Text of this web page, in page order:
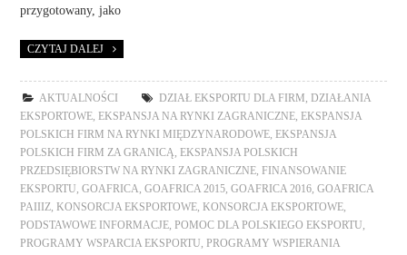
przygotowany, jako
CZYTAJ DALEJ
AKTUALNOŚCI DZIAŁ EKSPORTU DLA FIRM
DZIAŁANIA
EKSPORTOWE
EKSPANSJA NA RYNKI ZAGRANICZNE
EKSPANSJA
POLSKICH FIRM NA RYNKI MIĘDZYNARODOWE
EKSPANSJA
POLSKICH FIRM ZA GRANICĄ
EKSPANSJA POLSKICH
PRZEDSIĘBIORSTW NA RYNKI ZAGRANICZNE
FINANSOWANIE
EKSPORTU ,GOAFRICA ,GOAFRICA 2015 ,GOAFRICA 2016 ,GOAFRICA
PAIIIZ
KONSORCJA EKSPORTOWE KONSORCJA EKSPORTOWE
PODSTAWOWE INFORMACJE
POMOC DLA POLSKIEGO EKSPORTU
PROGRAMY WSPARCIA EKSPORTU
PROGRAMY WSPIERANIA